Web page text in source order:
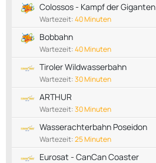
Colossos - Kampf der Giganten
Wartezeit:40 Minuten
Bobbahn
Wartezeit:40 Minuten
Tiroler Wildwasserbahn
Wartezeit:30 Minuten
ARTHUR
Wartezeit:30 Minuten
Wasserachterbahn Poseidon
Wartezeit:25 Minuten
Eurosat - CanCan Coaster